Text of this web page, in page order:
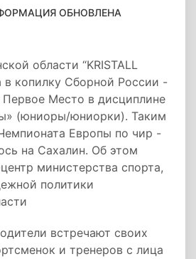
ОБНОВЛЕНА
области “KRISTALL
в копилку Сборной России -
Первое Место в дисциплине
(юниоры/юниорки). Таким
Европы по чир -
на Сахалин. Об этом
министерства спорта,
политики
встречают своих
и тренеров с лица